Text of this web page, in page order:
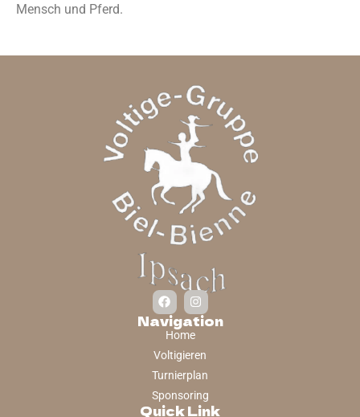
Mensch und Pferd.
Navigation
Home
Voltigieren
Turnierplan
Sponsoring
Quick Link